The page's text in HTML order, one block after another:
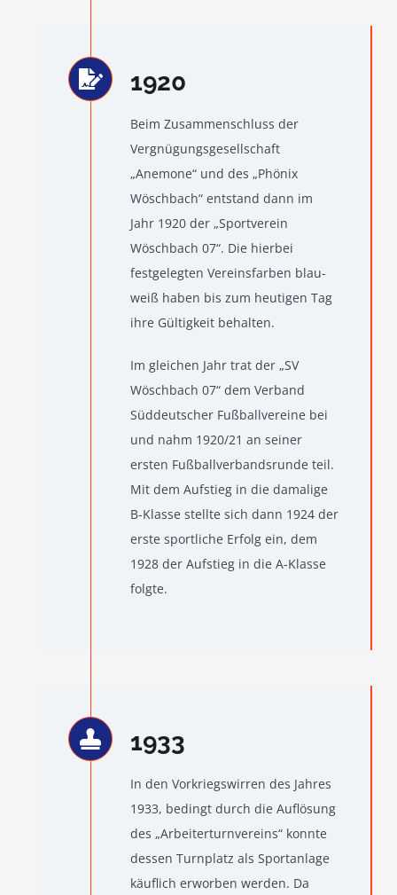
1920
Beim Zusammenschluss der
Vergnügungsgesellschaft
„Anemone“ und des „Phönix
Wöschbach“ entstand dann im
Jahr 1920 der „Sportverein
Wöschbach 07“. Die hierbei
festgelegten Vereinsfarben blau-
weiß haben bis zum heutigen Tag
ihre Gültigkeit behalten.
Im gleichen Jahr trat der „SV
Wöschbach 07“ dem Verband
Süddeutscher Fußballvereine bei
und nahm 1920/21 an seiner
ersten Fußballverbandsrunde teil.
Mit dem Aufstieg in die damalige
B-Klasse stellte sich dann 1924 der
erste sportliche Erfolg ein, dem
1928 der Aufstieg in die A-Klasse
folgte.
1933
In den Vorkriegswirren des Jahres
1933, bedingt durch die Auflösung
des „Arbeiterturnvereins“ konnte
dessen Turnplatz als Sportanlage
käuflich erworben werden. Da